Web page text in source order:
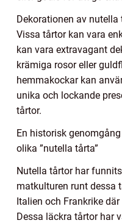
Dekorationen av
Vissa tårtor kan vara
kan vara extravagant
krämiga rosor eller
hemmakockar kan
unika och lockande
tårtor.
En historisk
olika ”nutella tårta”
Nutella tårtor har
matkulturen runt dessa
Italien och Frankrike
Dessa läckra tårtor har